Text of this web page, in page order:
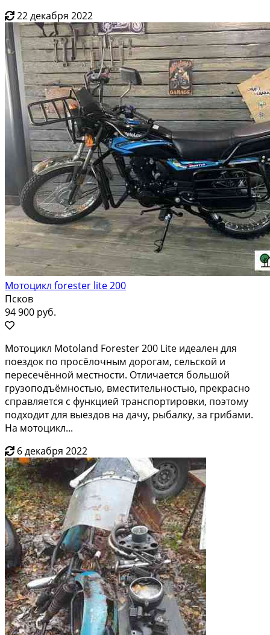
22 декабря 2022
Мотоцикл forester lite 200
Псков
94 900 руб.
Мотоцикл Motoland Forester 200 Lite идеален для
поездок по просёлочным дорогам, сельской и
пересечённой местности. Отличается большой
грузоподъёмностью, вместительностью, прекрасно
справляется с функцией транспортировки, поэтому
подходит для выездов на дачу, рыбалку, за грибами.
На мотоцикл...
6 декабря 2022